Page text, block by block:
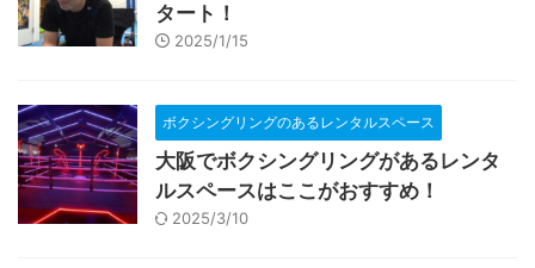
タート！
2025/1/15
ボクシングリングのあるレンタルスペース
大阪でボクシングリングがあるレンタ
ルスペースはここがおすすめ！
2025/3/10